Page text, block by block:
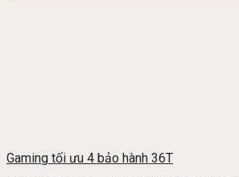
Gaming tối ưu 4 bảo hành 36T